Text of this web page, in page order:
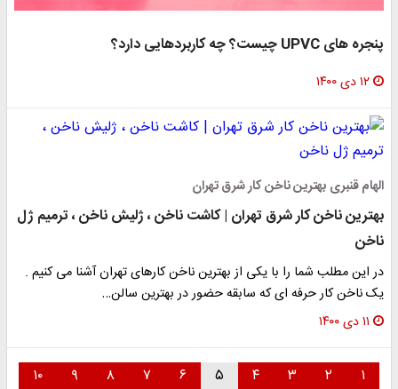
پنجره های UPVC چیست؟ چه کاربردهایی دارد؟
۱۲ دی ۱۴۰۰
الهام قنبری بهترین ناخن کار شرق تهران
بهترین ناخن کار شرق تهران | کاشت ناخن ، ژلیش ناخن ، ترمیم ژل
ناخن
در این مطلب شما را با یکی از بهترین ناخن کارهای تهران آشنا می کنیم .
یک ناخن کار حرفه ای که سابقه حضور در بهترین سالن…
۱۱ دی ۱۴۰۰
۱ ۲ ۳ ۴ ۵ ۶ ۷ ۸ ۹ ۱۰